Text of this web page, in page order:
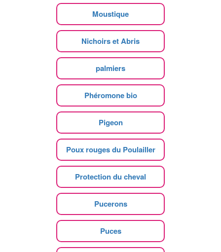
Moustique
Nichoirs et Abris
palmiers
Phéromone bio
Pigeon
Poux rouges du Poulailler
Protection du cheval
Pucerons
Puces